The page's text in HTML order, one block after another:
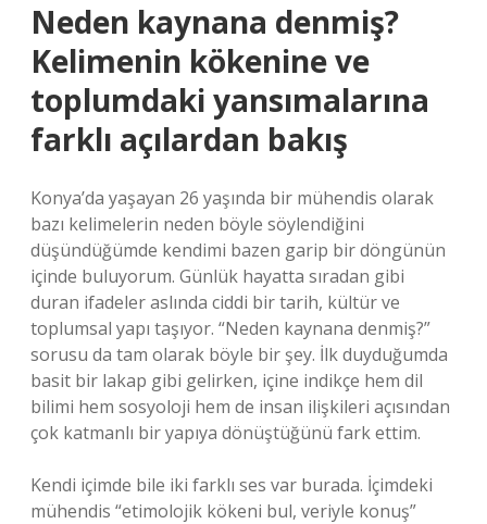
Neden kaynana denmiş?
Kelimenin kökenine ve
toplumdaki yansımalarına
farklı açılardan bakış
Konya’da yaşayan 26 yaşında bir mühendis olarak
bazı kelimelerin neden böyle söylendiğini
düşündüğümde kendimi bazen garip bir döngünün
içinde buluyorum. Günlük hayatta sıradan gibi
duran ifadeler aslında ciddi bir tarih, kültür ve
toplumsal yapı taşıyor. “Neden kaynana denmiş?”
sorusu da tam olarak böyle bir şey. İlk duyduğumda
basit bir lakap gibi gelirken, içine indikçe hem dil
bilimi hem sosyoloji hem de insan ilişkileri açısından
çok katmanlı bir yapıya dönüştüğünü fark ettim.
Kendi içimde bile iki farklı ses var burada. İçimdeki
mühendis “etimolojik kökeni bul, veriyle konuş”